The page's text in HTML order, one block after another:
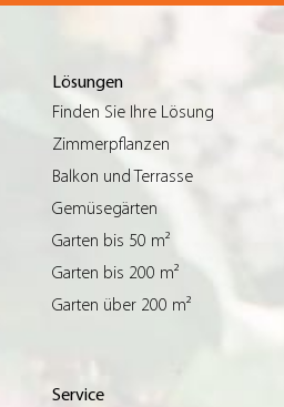
Lösungen
Finden Sie Ihre Lösung
Zimmerpflanzen
Balkon und Terrasse
Gemüsegärten
Garten bis 50 m²
Garten bis 200 m²
Garten über 200 m²
Service